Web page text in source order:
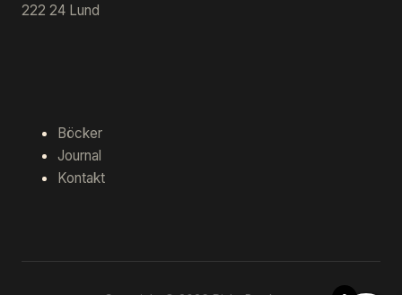
222 24 Lund
Böcker
Journal
Kontakt